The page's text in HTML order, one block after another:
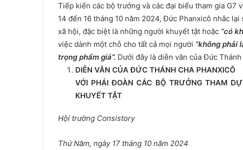
Tiếp kiến các bộ trưởng và các đại biểu tham gia G7
14 đến 16 tháng 10 năm 2024, Đức Phanxicô nhắc
xã hội, đặc biệt là những người khuyết tật hoặc “có
việc dành một chỗ cho tất cả mọi người “không phải
trọng phẩm giá”. Dưới đây là diễn văn của Đức Thánh
DIỄN VĂN CỦA ĐỨC THÁNH CHA PHANXICÔ
VỚI PHÁI ĐOÀN CÁC BỘ TRƯỞNG THAM
KHUYẾT TẬT
Hội trường Consistory
Thứ Năm, ngày 17 tháng 10 năm 2024